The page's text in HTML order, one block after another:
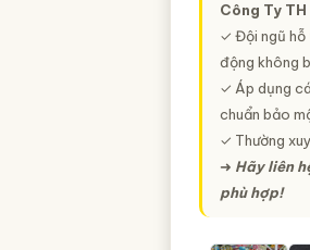
Công Ty
✓ Đội ngũ hỗ
động không
✓ Áp dụng
chuẩn bảo
✓ Thường
➜ Hãy liên
phù hợp!